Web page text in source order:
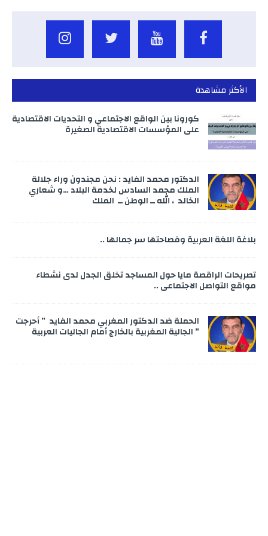
الأكثر مشاهدة
كورونا بين الواقع الاجتماعي و التحديات الاقتصادية
على المؤسسات الاقتصادية الصغيرة
الدكتور محمد الفايد : نحن مجندون وراء جلالة
الملك محمد السادس لخدمة البلاد …و شعاري
الخالد ، الله ــ الوطن ــ الملك
بلاغة اللغة العربية وفصاحتها سر جمالها ..
تصريحات الراقصة مايا حول المساجد تخلق الجدل لدى نشطاء
مواقع التواصل الاجتماعي ..
الحملة ضد الدكتور المغربي محمد الفايد ” أحرجت
” الجالية المغربية بالخارج أمام الجاليات العربية